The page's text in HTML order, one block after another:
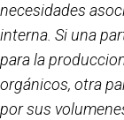
necesidades
interna. Si una
para la
orgánicos, otra
por sus